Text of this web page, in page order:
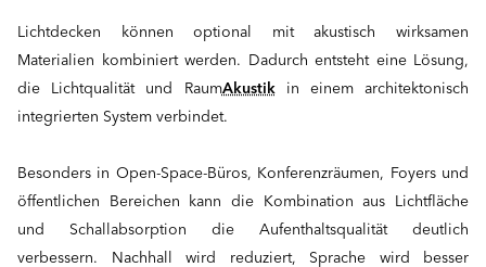
Lichtdecken können optional mit akustisch wirksamen
Materialien kombiniert werden. Dadurch entsteht eine Lösung,
die Lichtqualität und RaumAkustikin einem architektonisch
integrierten System verbindet.
Besonders in Open-Space-Büros, Konferenzräumen, Foyers und
öffentlichen Bereichen kann die Kombination aus Lichtfläche
und Schallabsorption die Aufenthaltsqualität deutlich
verbessern. Nachhall wird reduziert, Sprache wird besser